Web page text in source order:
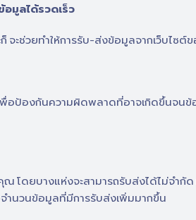
อมูลได้รวดเร็ว
ะช่วยทำให้การรับ-ส่งข้อมูลจากเว็บไซ
พื่อป้องกันความผิดพลาดที่อาจเกิดขึ้นจ
ดยบางแห่งจะสามารถรับส่งได้ไม่จำกั
ำนวนข้อมูลที่มีการรับส่งเพิ่มมากขึ้น